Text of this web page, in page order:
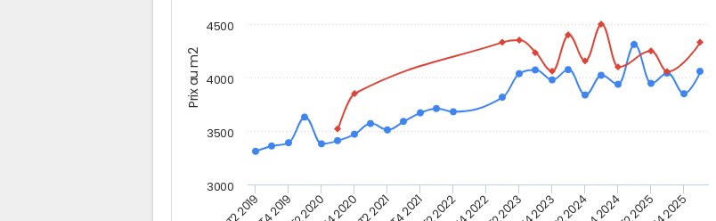
Prix au m2
T2 2019T4 2019T2 2020T4 2020T2 2021T4 2021T2 2022T4 2022T2 2023T4 2023T2 2024T4 2024T2 2025T4 2025
3500
4000
4500
3000